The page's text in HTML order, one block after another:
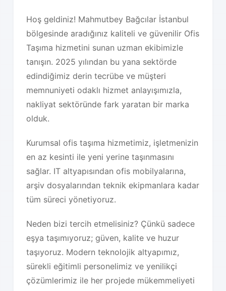
Hoş geldiniz! Mahmutbey Bağcılar İstanbul
bölgesinde aradığınız kaliteli ve güvenilir Ofis
Taşıma hizmetini sunan uzman ekibimizle
tanışın. 2025 yılından bu yana sektörde
edindiğimiz derin tecrübe ve müşteri
memnuniyeti odaklı hizmet anlayışımızla,
nakliyat sektöründe fark yaratan bir marka
olduk.
Kurumsal ofis taşıma hizmetimiz, işletmenizin
en az kesinti ile yeni yerine taşınmasını
sağlar. IT altyapısından ofis mobilyalarına,
arşiv dosyalarından teknik ekipmanlara kadar
tüm süreci yönetiyoruz.
Neden bizi tercih etmelisiniz? Çünkü sadece
eşya taşımıyoruz; güven, kalite ve huzur
taşıyoruz. Modern teknolojik altyapımız,
sürekli eğitimli personelimiz ve yenilikçi
çözümlerimiz ile her projede mükemmeliyeti